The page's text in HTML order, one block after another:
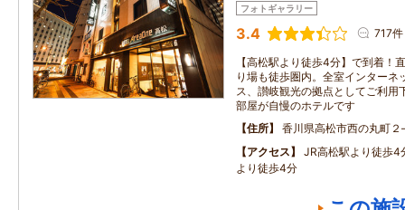
フォトギャラリー
3.4 717件
【高松駅より徒歩4分】で到着！
り場も徒歩圏内。全室インターネ
ス、讃岐観光の拠点としてご利用
部屋が自慢のホテルです
住所
香川県高松市西の丸町
アクセス
JR高松駅より徒歩4
より徒歩4分